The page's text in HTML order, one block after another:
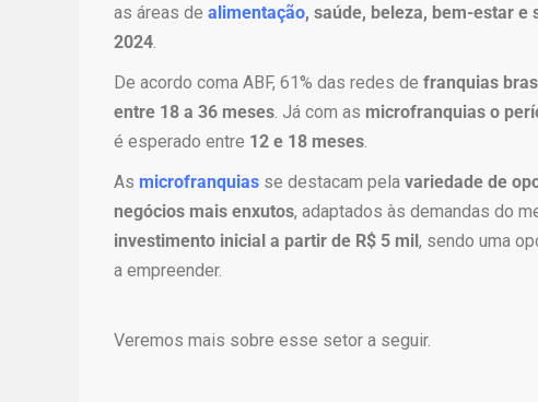
o
m
p
r
r
r
é
c
as áreas de alimentação, saúde, beleza, bem-estar e
2024
De acordo coma ABF, 61% das redes de franquias
entre 18 a 36 meses . Já com as microfranquias o
é esperado entre 12 e 18 meses
As microfranquias se destacam pela variedade de
negócios mais enxutos, adaptados às demandas do
investimento inicial a partir de R$ 5 mil, sendo uma
a empreender.
Veremos mais sobre esse setor a seguir.